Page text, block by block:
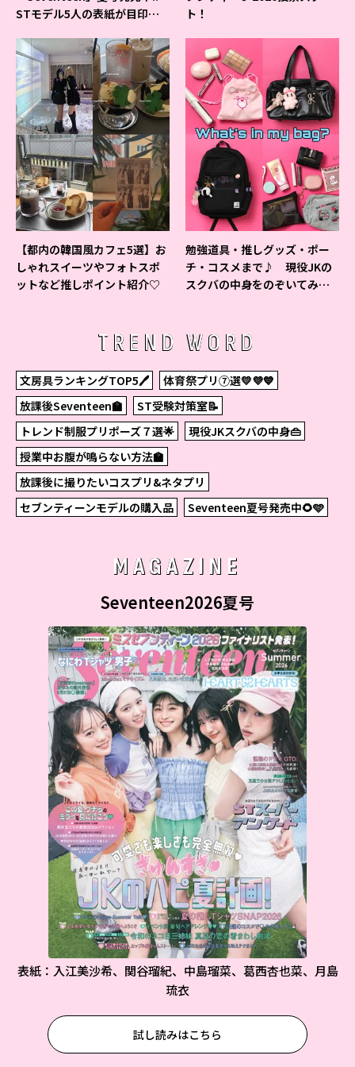
STモデル5人の表紙が目印だ
ト！
【都内の韓国風カフェ5選】お
しゃれスイーツやフォトスポ
ットなど推しポイント紹介♡
勉強道具・推しグッズ・ポー
チ・コスメまで♪ 現役JKの
スクバの中身をのぞいてみ
TREND WORD
文房具ランキングTOP5🖊
体育祭プリ⑦選💛💜💙
放課後Seventeen🏫
ST受験対策室📝
トレンド制服プリポーズ７選🌟
現役JKスクバの中身👜
授業中お腹が鳴らない方法🏫
放課後に撮りたいコスプリ&ネタプリ
セブンティーンモデルの購入品
Seventeen夏号発売中🌻🩵
MAGAZINE
Seventeen2026夏号
表紙：入江美沙希、関谷瑠紀、中島瑠菜、葛西杏也菜、月島
琉衣
試し読みはこちら